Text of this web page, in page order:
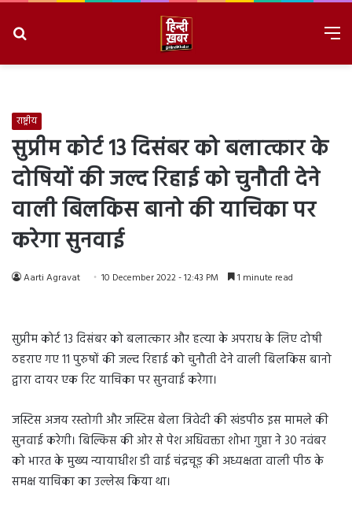
राष्ट्रीय
सुप्रीम कोर्ट 13 दिसंबर को बलात्कार के
दोषियों की जल्द रिहाई को चुनौती देने
वाली बिलकिस बानो की याचिका पर
करेगा सुनवाई
Aarti Agravat 10 December 2022 - 12:43 PM 1 minute read
सुप्रीम कोर्ट 13 दिसंबर को बलात्कार और हत्या के अपराध के लिए दोषी
ठहराए गए 11 पुरुषों की जल्द रिहाई को चुनौती देने वाली बिलकिस बानो
द्वारा दायर एक रिट याचिका पर सुनवाई करेगा।
जस्टिस अजय रस्तोगी और जस्टिस बेला त्रिवेदी की खंडपीठ इस मामले की
सुनवाई करेगी। बिल्किस की ओर से पेश अधिवक्ता शोभा गुप्ता ने 30 नवंबर
को भारत के मुख्य न्यायाधीश डी वाई चंद्रचूड़ की अध्यक्षता वाली पीठ के
समक्ष याचिका का उल्लेख किया था।